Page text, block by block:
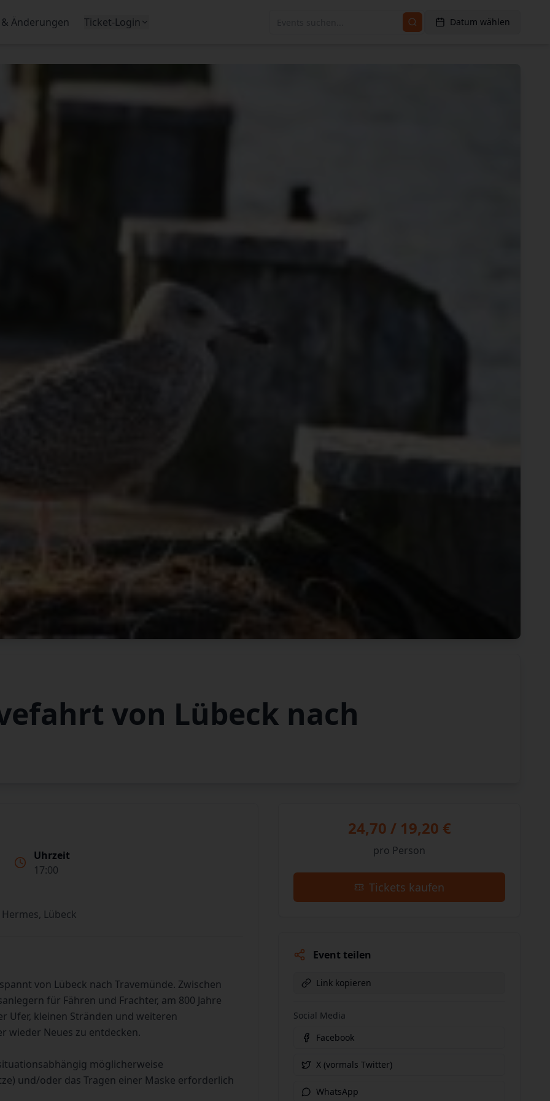
Änderungen Ticket-Login Datum wählen
von Lübeck nach
Uhrzeit
17:00
Lübeck
von Lübeck nach Travemünde. Zwischen
für Fähren und Frachter, am 800 Jahre
Ufer, kleinen Stränden und weiteren
wieder Neues zu entdecken.
möglicherweise
und/oder das Tragen einer Maske erforderlich
24,70 / 19,20 €
pro Person
Tickets kaufen
Event teilen
Link kopieren
Social Media
Facebook
X (vormals Twitter)
WhatsApp